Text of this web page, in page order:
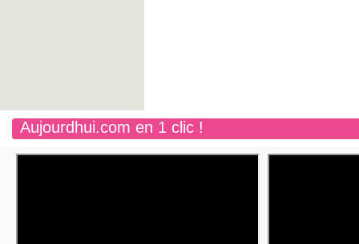
Aujourdhui.com en 1 clic !